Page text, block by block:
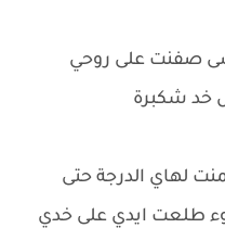
صفنت على روحي
خد شكبرة
لهاي الدرجة حتى
طلعت ايدي على خدي